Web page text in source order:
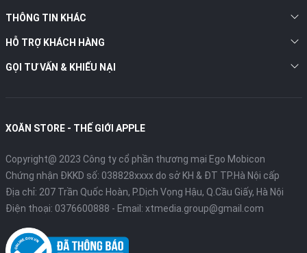
THÔNG TIN KHÁC
HỖ TRỢ KHÁCH HÀNG
GỌI TƯ VẤN & KHIẾU NẠI
XOĂN STORE - THẾ GIỚI APPLE
Copyright@ 2023 Công ty cổ phần thương mại Ego Mobicon
Chứng nhận ĐKKD số: 038828xxxx do sở KH & ĐT TP.Hà Nội cấp
Địa chỉ: 207 Trần Quốc Hoàn, P.Dịch Vọng Hậu, Q.Cầu Giấy, Hà Nội
Điện thoại: 0376600888 - Email: xtmedia.group@gmail.com